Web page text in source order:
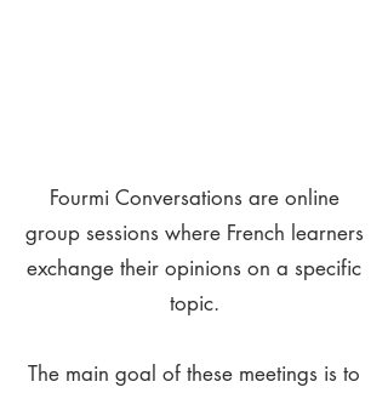
Fourmi Conversations are online
group sessions where French learners
exchange their opinions on a specific
topic.
The main goal of these meetings is to